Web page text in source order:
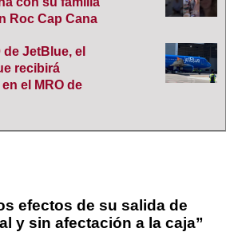
Roc Cap Cana
de JetBlue, el
recibirá
el MRO de
efectos de su salida de
y sin afectación a la caja”